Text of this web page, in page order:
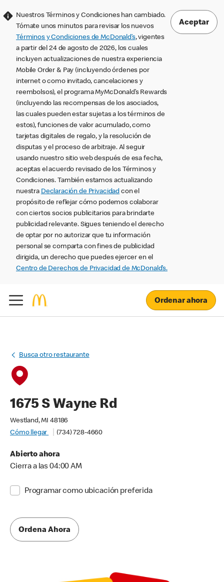
Nuestros Términos y Condiciones han cambiado.
Tómate unos minutos para revisar los nuevos
Términos y Condiciones de McDonald’s, vigentes
a partir del 24 de agosto de 2026, los cuales
incluyen actualizaciones de nuestra experiencia
Mobile Order & Pay (incluyendo órdenes por
internet o como invitado, cancelaciones y
reembolsos), el programa MyMcDonald’s Rewards
(incluyendo las recompensas de los asociados,
las cuales pueden estar sujetas a los términos de
estos), funciones de valor acumulado, como
tarjetas digitales de regalo, y la resolución de
disputas y el proceso de arbitraje. Al seguir
usando nuestro sitio web después de esa fecha,
aceptas el acuerdo revisado de los Términos y
Condiciones. También estamos actualizando
nuestra Declaración de Privacidad con el
propósito de reflejar cómo podemos colaborar
con ciertos socios publicitarios para brindarte
publicidad relevante. Sigues teniendo el derecho
de optar por no autorizar que tu información
personal se comparta con fines de publicidad
dirigida, un derecho que puedes ejercer en el
Centro de Derechos de Privacidad de McDonald’s.
Aceptar
Ordenar ahora
Busca otro restaurante
1675 S Wayne Rd
Westland, MI 48186
Cómo llegar
(734) 728-4660
Abierto ahora
Cierra a las 04:00 AM
Programar como ubicación preferida
Ordena Ahora